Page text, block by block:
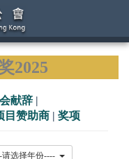
2025
献辞 |
目赞助商 | 奖项